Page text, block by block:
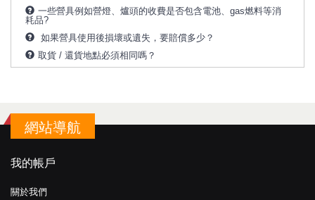
一些營具例如營燈、爐頭的收費是否包含電池、gas燃料等消
耗品?
如果營具使用後損壞或遺失，要賠償多少？
取貨 / 還貨地點必須相同嗎？
網站導航
我的帳戶
關於我們